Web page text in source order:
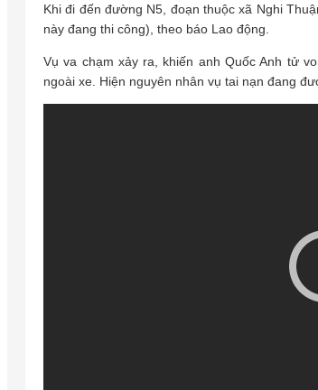
Khi đi đến đường N5, đoạn thuộc xã Nghi
này đang thi công), theo báo Lao động.
Vụ va chạm xảy ra, khiến anh Quốc Anh tử
ngoài xe. Hiện nguyên nhân vụ tai nạn đang